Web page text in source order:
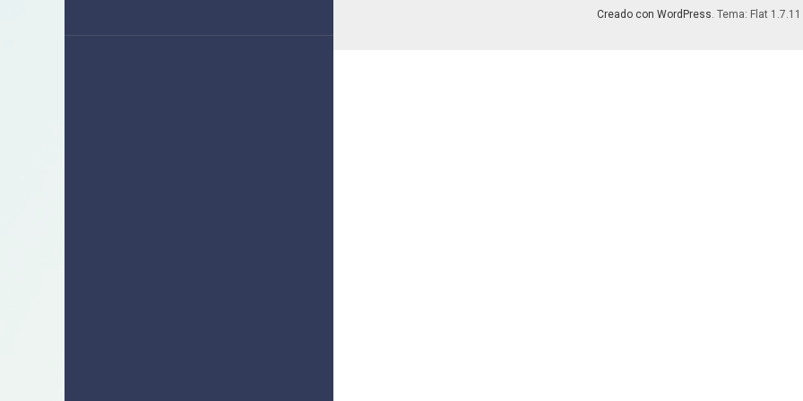
Creado con WordPress. Tema: Flat